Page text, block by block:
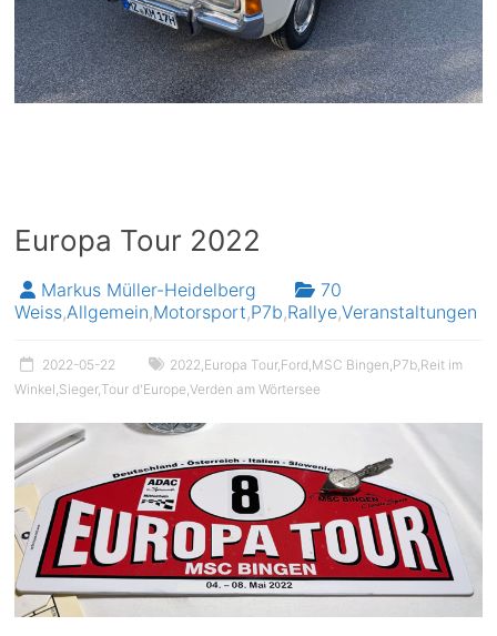
Europa Tour 2022
Markus Müller-Heidelberg
70
Weiss,Allgemein,Motorsport,P7b,Rallye,Veranstaltungen
2022-05-22 2022 Europa Tour, Ford MSC Bingen P7b Reit im
Winkel Sieger, Tour d'Europe ,Verden am Wörtersee